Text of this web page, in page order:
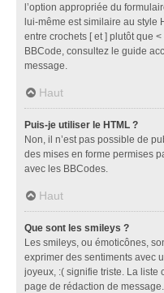
l’option appropriée du
lui-même est similaire au style
entre crochets [ et ] plutôt que
BBCode, consultez le guide
message.
Haut
Puis-je utiliser le HTML ?
Non, il n’est pas possible de
des mises en forme permises
avec les BBCodes.
Haut
Que sont les smileys ?
Les smileys, ou émoticônes,
exprimer des sentiments avec
joyeux, :( signifie triste. La liste
page de rédaction de